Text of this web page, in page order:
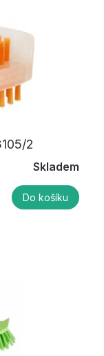
2
Skladem
Do košíku